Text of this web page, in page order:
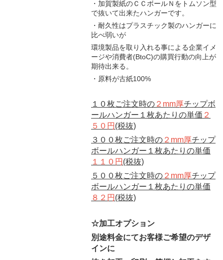
・加賀製紙のＣＣボールＮをトムソン型
で抜いて出来たハンガーです。
・耐久性はプラスチック製のハンガーに
比べ弱いが
環境製品を取り入れる事による企業イメ
ージや消費者(BtoC)の購買行動の向上が
期待出来る。
・原料が古紙100%
１０枚ご注文時の ２mm厚チップボ
ールハンガー１枚あたりの単価 ２
５０円 (税抜)
３００枚ご注文時の ２mm厚チップ
ボールハンガー１枚あたりの単価
１１０円 (税抜)
５００枚ご注文時の ２mm厚チップ
ボールハンガー１枚あたりの単価
８２円 (税抜)
☆加工オプション
別途料金にてお客様ご希望のデザ
インに